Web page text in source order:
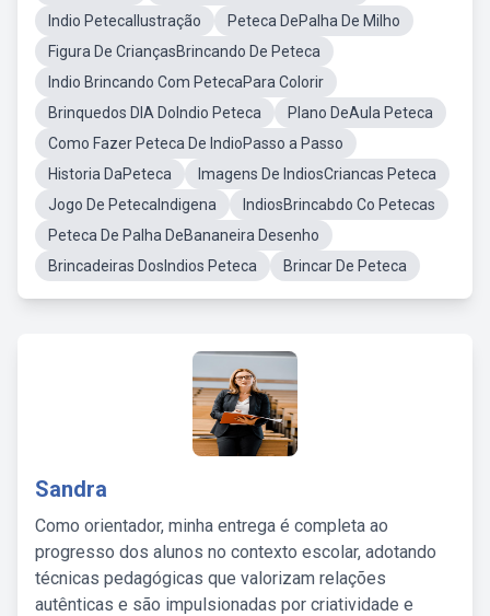
Indio PetecaIlustração
Peteca DePalha De Milho
Figura De CriançasBrincando De Peteca
Indio Brincando Com PetecaPara Colorir
Brinquedos DIA DoIndio Peteca
Plano DeAula Peteca
Como Fazer Peteca De IndioPasso a Passo
Historia DaPeteca
Imagens De IndiosCriancas Peteca
Jogo De PetecaIndigena
IndiosBrincabdo Co Petecas
Peteca De Palha DeBananeira Desenho
Brincadeiras DosIndios Peteca
Brincar De Peteca
Sandra
Como orientador, minha entrega é completa ao
progresso dos alunos no contexto escolar, adotando
técnicas pedagógicas que valorizam relações
autênticas e são impulsionadas por criatividade e